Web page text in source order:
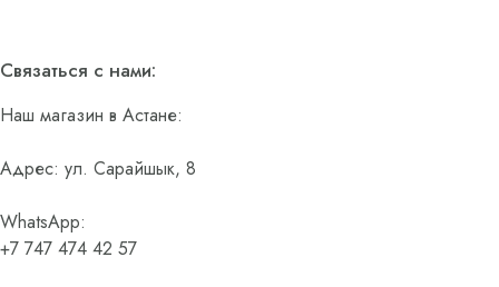
Связаться с нами:
Наш магазин в Астане:
Адрес: ул. Сарайшык, 8
WhatsApp:
+7 747 474 42 57